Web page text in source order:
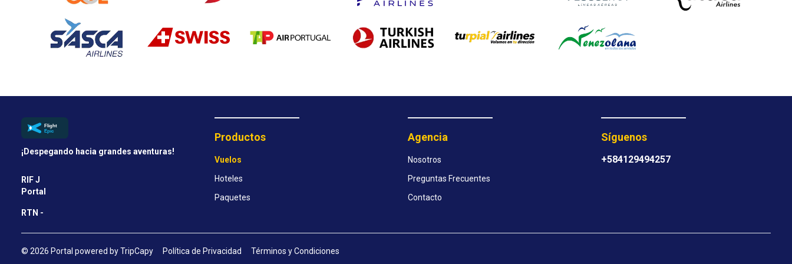
¡Despegando hacia grandes aventuras!
RIF J
Portal
RTN -
Productos
Vuelos
Hoteles
Paquetes
Agencia
Nosotros
Preguntas Frecuentes
Contacto
Síguenos
+584129494257
© 2026 Portal powered by TripCapy Política de Privacidad Términos y Condiciones